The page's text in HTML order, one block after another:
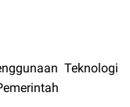
Teknologi